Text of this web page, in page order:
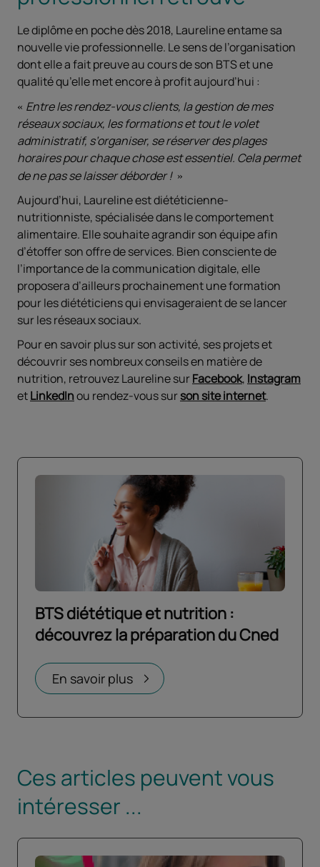
Le diplôme en poche dès 2018, Laureline entame sa
nouvelle vie professionnelle. Le sens de l’organisation
dont elle a fait preuve au cours de son BTS et une
qualité qu’elle met encore à profit aujourd’hui :
Entre les rendez-vous clients, la gestion de mes
réseaux sociaux, les formations et tout le volet
administratif, s’organiser, se réserver des plages
horaires pour chaque chose est essentiel. Cela permet
de ne pas se laisser déborder !
Aujourd’hui, Laureline est diététicienne-
nutritionniste, spécialisée dans le comportement
alimentaire. Elle souhaite agrandir son équipe afin
d’étoffer son offre de services. Bien consciente de
l’importance de la communication digitale, elle
proposera d’ailleurs prochainement une formation
pour les diététiciens qui envisageraient de se lancer
sur les réseaux sociaux.
Pour en savoir plus sur son activité, ses projets et
découvrir ses nombreux conseils en matière de
nutrition, retrouvez Laureline surFacebook, Instagram
etLinkedInou rendez-vous surson site internet.
BTS diététique et nutrition :
découvrez la préparation du Cned
En savoir plus
Ouvrir dans un nouvel onglet
Ces articles peuvent vous
intéresser ...